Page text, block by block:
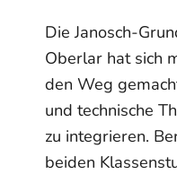
Die Janosch-
Oberlar hat sich
den Weg
und technische
zu integrieren.
beiden